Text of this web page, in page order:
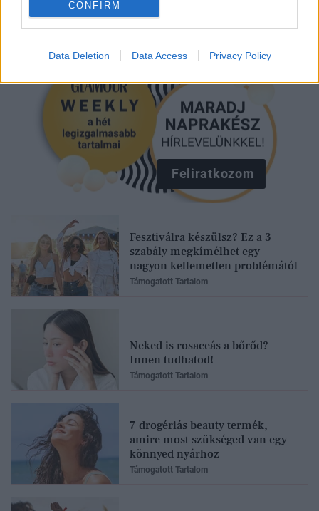
CONFIRM
Data Deletion Data Access Privacy Policy
Feliratkozom
Fesztiválra készülsz? Ez a 3
szabály megkímélhet egy
nagyon kellemetlen problémától
Támogatott Tartalom
Neked is rosaceás a bőrőd?
Innen tudhatod!
Támogatott Tartalom
7 drogériás beauty termék,
amire most szükséged van egy
könnyed nyárhoz
Támogatott Tartalom